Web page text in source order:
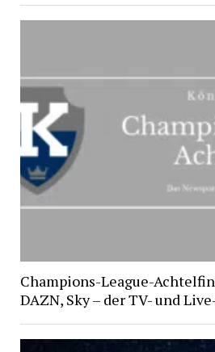
Champions-League-
DAZN, Sky – der TV- und